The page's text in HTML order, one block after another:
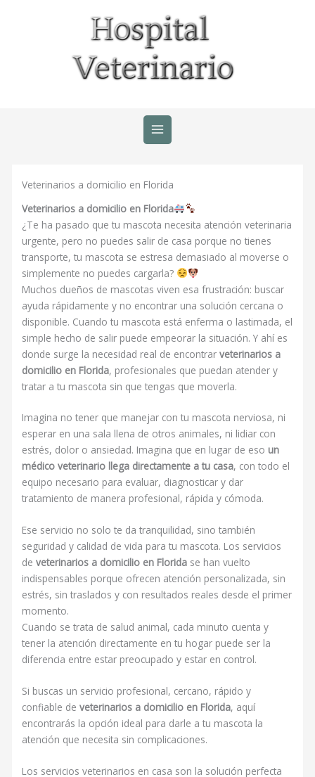
Veterinarios a domicilio en Florida
Veterinarios a domicilio en Florida
¿Te ha pasado que tu mascota necesita atención veterinaria
urgente, pero no puedes salir de casa porque no tienes
transporte, tu mascota se estresa demasiado al moverse o
simplemente no puedes cargarla?
Muchos dueños de mascotas viven esa frustración: buscar
ayuda rápidamente y no encontrar una solución cercana o
disponible. Cuando tu mascota está enferma o lastimada, el
simple hecho de salir puede empeorar la situación. Y ahí es
donde surge la necesidad real de encontrarveterinarios a
domicilio en Florida, profesionales que puedan atender y
tratar a tu mascota sin que tengas que moverla.
Imagina no tener que manejar con tu mascota nerviosa, ni
esperar en una sala llena de otros animales, ni lidiar con
estrés, dolor o ansiedad. Imagina que en lugar de eso un
médico veterinario llega directamente a tu casa, con todo el
equipo necesario para evaluar, diagnosticar y dar
tratamiento de manera profesional, rápida y cómoda.
Ese servicio no solo te da tranquilidad, sino también
seguridad y calidad de vida para tu mascota. Los servicios
deveterinarios a domicilio en Florida se han vuelto
indispensables porque ofrecen atención personalizada, sin
estrés, sin traslados y con resultados reales desde el primer
momento.
Cuando se trata de salud animal, cada minuto cuenta y
tener la atención directamente en tu hogar puede ser la
diferencia entre estar preocupado y estar en control.
Si buscas un servicio profesional, cercano, rápido y
confiable deveterinarios a domicilio en Florida, aquí
encontrarás la opción ideal para darle a tu mascota la
atención que necesita sin complicaciones.
Los servicios veterinarios en casa son la solución perfecta